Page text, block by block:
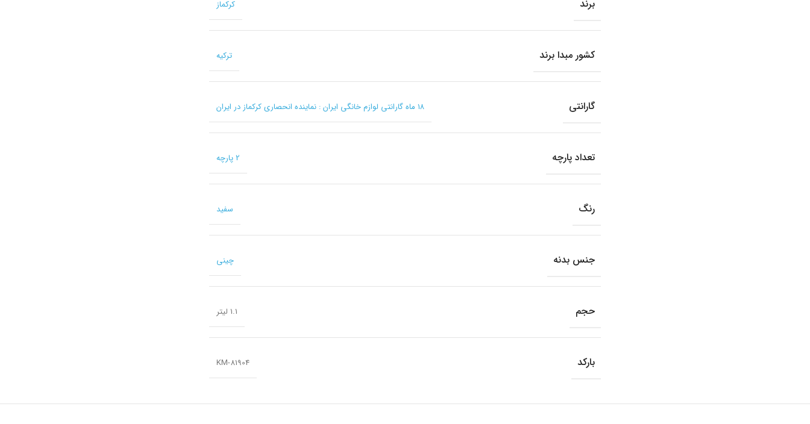
برند کرکماز
کشور مبدا برند ترکیه
گارانتی ۱۸ ماه گارانتی لوازم خانگی ایران : نماینده انحصاری کرکماز در ایران
تعداد پارچه 2 پارچه
رنگ سفید
جنس بدنه چینی
حجم 1.1 لیتر
بارکد KM-81904